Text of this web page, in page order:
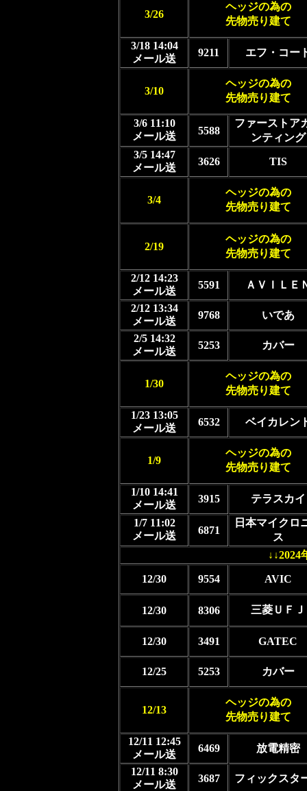
3/26
ヘッジの為の
先物売り建て
3/18 14:04
メール送
9211 エフ・コー
3/10
ヘッジの為の
先物売り建て
3/6 11:10
メール送
5588
ファーストア
ンティング
3/5 14:47
メール送
3626 TIS
3/4
ヘッジの為の
先物売り建て
2/19
ヘッジの為の
先物売り建て
2/12 14:23
メール送
5591
ＡＶＩＬＥ
2/12 13:34
メール送
9768
いであ
2/5 14:32
メール送
5253 カバー
1/30
ヘッジの為の
先物売り建て
1/23 13:05
メール送
6532 ベイカレン
1/9
ヘッジの為の
先物売り建て
1/10 14:41
メール送
3915 テラスカイ
1/7 11:02
メール送
6871
日本マイクロ
ス
↓↓2024
12/30 9554 AVIC
12/30 8306 三菱ＵＦＪ
12/30 3491 GATEC
12/25 5253 カバー
12/13
ヘッジの為の
先物売り建て
12/11 12:45
メール送
6469
放電精密
12/11 8:30
メール送
3687
フィックスタ